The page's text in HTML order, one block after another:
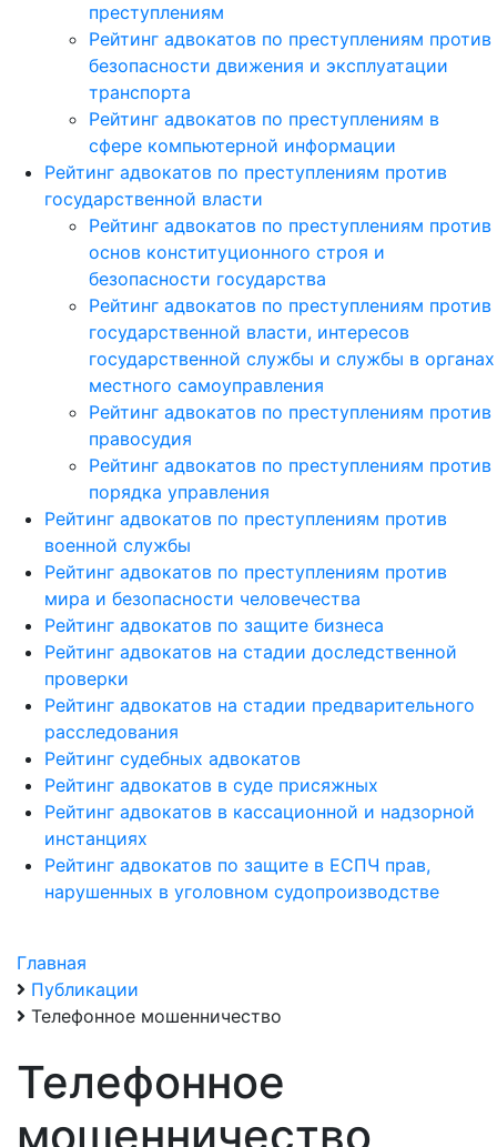
преступлениям
Рейтинг адвокатов по преступлениям против
безопасности движения и эксплуатации
транспорта
Рейтинг адвокатов по преступлениям в
сфере компьютерной информации
Рейтинг адвокатов по преступлениям против
государственной власти
Рейтинг адвокатов по преступлениям против
основ конституционного строя и
безопасности государства
Рейтинг адвокатов по преступлениям против
государственной власти, интересов
государственной службы и службы в органах
местного самоуправления
Рейтинг адвокатов по преступлениям против
правосудия
Рейтинг адвокатов по преступлениям против
порядка управления
Рейтинг адвокатов по преступлениям против
военной службы
Рейтинг адвокатов по преступлениям против
мира и безопасности человечества
Рейтинг адвокатов по защите бизнеса
Рейтинг адвокатов на стадии доследственной
проверки
Рейтинг адвокатов на стадии предварительного
расследования
Рейтинг судебных адвокатов
Рейтинг адвокатов в суде присяжных
Рейтинг адвокатов в кассационной и надзорной
инстанциях
Рейтинг адвокатов по защите в ЕСПЧ прав,
нарушенных в уголовном судопроизводстве
Главная
Публикации
Телефонное мошенничество
Телефонное
мошенничество